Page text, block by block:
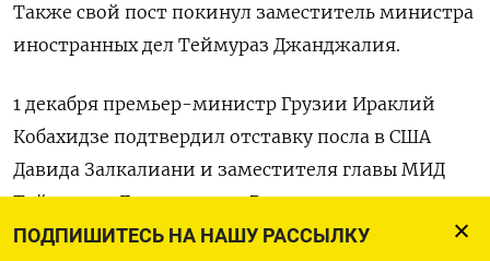
ПОДПИШИТЕСЬ НА НАШУ РАССЫЛКУ
Также свой пост покинул заместитель министра
иностранных дел Теймураз Джанджалия.
1 декабря премьер-министр Грузии Ираклий
Кобахидзе подтвердил отставку посла в США
Давида Залкалиани и заместителя главы МИД
Теймураза Джанджалия. В тот же день посол
Грузии в Литве Саломе Шапакидзе заявила, что